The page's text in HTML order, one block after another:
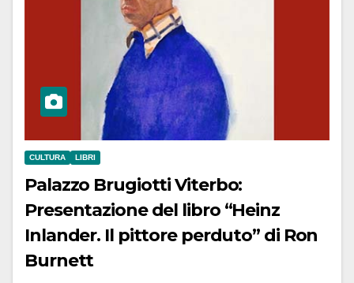
CULTURA LIBRI
Palazzo Brugiotti Viterbo:
Presentazione del libro “Heinz
Inlander. Il pittore perduto” di Ron
Burnett